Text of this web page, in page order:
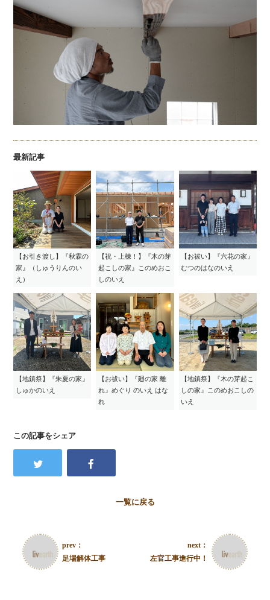
最新記事
【お引き渡し】『秋霖の
家』（しゅうりんのい
え）
【祝・上棟！】『木の芽
起こしの家』このめおこ
しのいえ
【お祓い】『六花の家』
むつのはなのいえ
【地鎮祭】『朱夏の家』
しゅかのいえ
【お祓い】『廻の家 離
れ』めぐり のいえ はな
れ
【地鎮祭】『木の芽起こ
しの家』このめおこしの
いえ
この記事をシェア
一覧に戻る
prev：
足場解体工事
next：
左官工事進行中！